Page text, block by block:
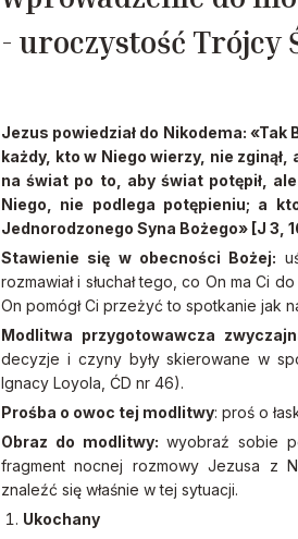
- uroczystość Trójcy
Jezus powiedział do Nikodema: «Tak
każdy, kto w Niego wierzy, nie zginął,
na świat po to, aby świat potępił,
Niego, nie podlega potępieniu; a
Jednorodzonego Syna Bożego» [J 3,
Stawienie się w obecności Bożej:
rozmawiał i słuchał tego, co On ma Ci
On pomógł Ci przeżyć to spotkanie jak
Modlitwa przygotowawcza
decyzje i czyny były skierowane w
Ignacy Loyola, ĆD nr 46).
Prośba o owoc tej modlitwy: proś o
Obraz do modlitwy: wyobraź sobie
fragment nocnej rozmowy Jezusa z
znaleźć się właśnie w tej sytuacji.
Ukochany